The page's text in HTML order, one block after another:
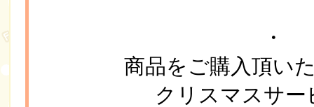
・
商品をご購入頂い
クリスマスサ